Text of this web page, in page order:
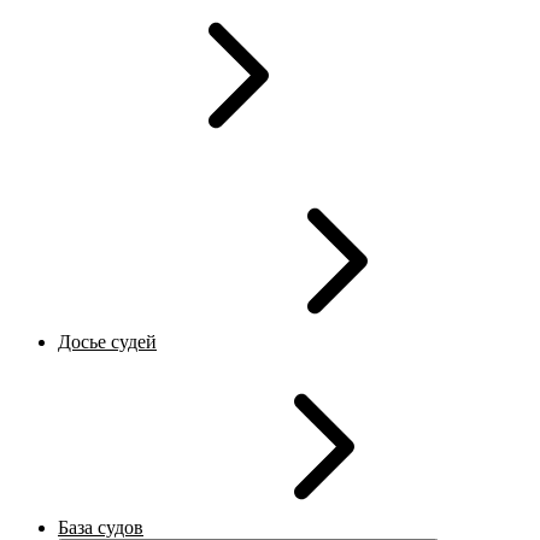
Досье судей
База судов